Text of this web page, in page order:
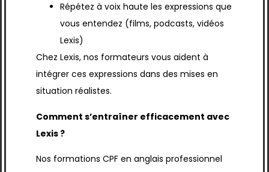
Répétez à voix haute les expressions que
vous entendez (films, podcasts, vidéos
Lexis)
Chez Lexis, nos formateurs vous aident à
intégrer ces expressions dans des mises en
situation réalistes.
Comment s’entraîner efficacement avec
Lexis ?
Nos formations CPF en anglais professionnel